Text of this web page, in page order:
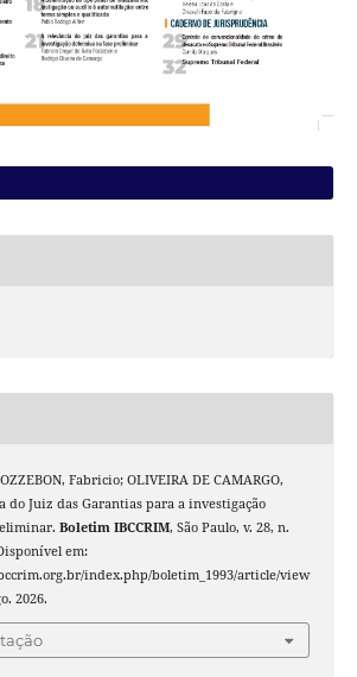
Fabricio; OLIVEIRA DE CAMARGO,
do Juiz das Garantias para a investigação
Boletim IBCCRIM, São Paulo, v. 28, n.
em:
index.php/boletim_1993/article/view
2026.